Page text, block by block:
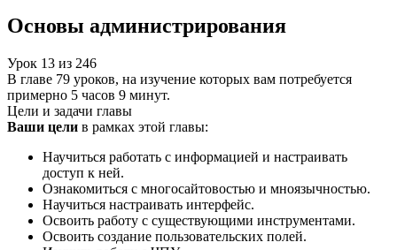
Основы администрирования
Урок 13 из 246
В главе 79 уроков, на изучение которых вам потребуется
примерно 5 часов 9 минут.
Цели и задачи главы
Ваши цели в рамках этой главы:
Научиться работать с информацией и настраивать
доступ к ней.
Ознакомиться с многосайтовостью и мноязычностью.
Научиться настраивать интерфейс.
Освоить работу с существующими инструментами.
Освоить создание пользовательских полей.